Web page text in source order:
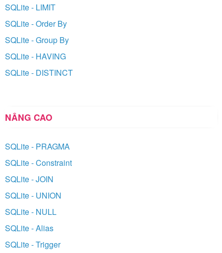
SQLite - LIMIT
SQLite - Order By
SQLite - Group By
SQLite - HAVING
SQLite - DISTINCT
NÂNG CAO
SQLite - PRAGMA
SQLite - Constraint
SQLite - JOIN
SQLite - UNION
SQLite - NULL
SQLite - Alias
SQLite - Trigger